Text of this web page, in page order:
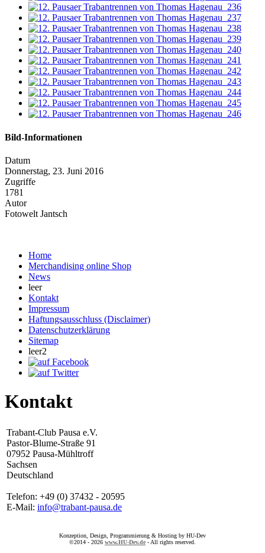
Bild-Informationen
Datum
Donnerstag, 23. Juni 2016
Zugriffe
1781
Autor
Fotowelt Jantsch
Home
Merchandising online Shop
News
leer
Kontakt
Impressum
Haftungsausschluss (Disclaimer)
Datenschutzerklärung
Sitemap
leer2
Kontakt
Trabant-Club Pausa e.V.
Pastor-Blume-Straße 91
07952 Pausa-Mühltroff
Sachsen
Deutschland
Telefon: +49 (0) 37432 - 20595
E-Mail: info@trabant-pausa.de
Konzeption, Design, Programmierung & Hosting by HU-Dev
©2014 - 2026 www.HU-Dev.de - All rights reserved.